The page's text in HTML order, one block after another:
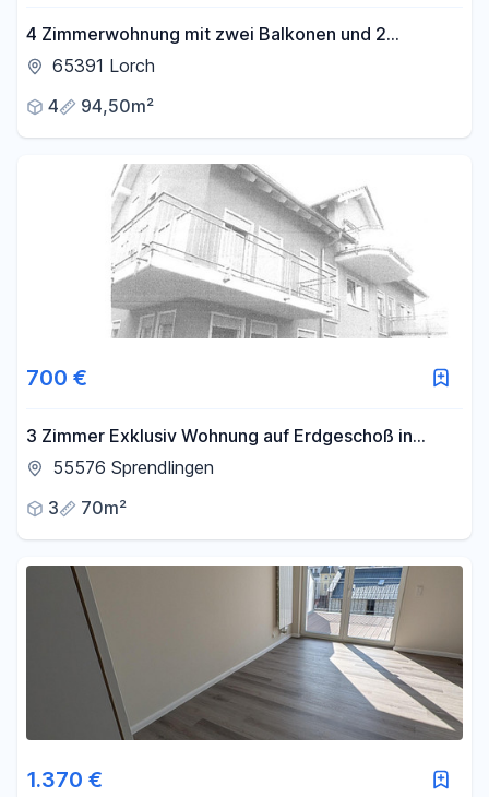
4 Zimmerwohnung mit zwei Balkonen und 2
Stellplätzen, frei ab 01.10.2026
65391 Lorch
4
94,50m²
700 €
3 Zimmer Exklusiv Wohnung auf Erdgeschoß in
ruhige Lage
55576 Sprendlingen
3
70m²
1.370 €